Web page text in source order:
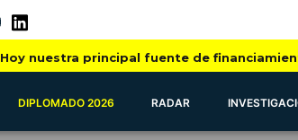
Hoy nuestra principal fuente de
DIPLOMADO 2026 RADAR